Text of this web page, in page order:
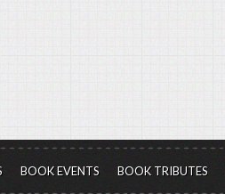
BOOK EVENTS BOOK TRIBUTES